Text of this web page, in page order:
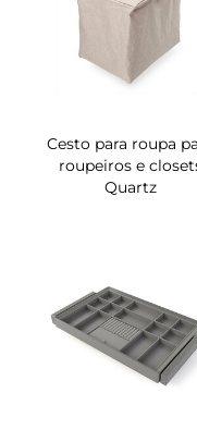
Cesto para roupa
roupeiros e
Quartz